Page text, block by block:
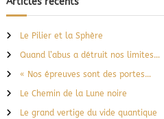
e
c
h
e
:
Le Pilier et la Sphère
Quand l’abus a détruit nos limites…
« Nos épreuves sont des portes…
Le Chemin de la Lune noire
Le grand vertige du vide quantique